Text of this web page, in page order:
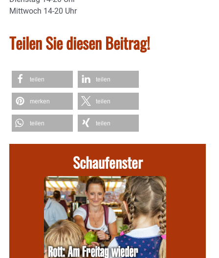
Mittwoch 14-20 Uhr
Teilen Sie diesen Beitrag!
teilen teilen
merken teilen
teilen teilen
Schaufenster